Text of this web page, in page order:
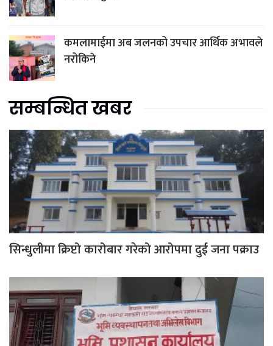
कमलामाईमा अब जलनको उपचार आर्थिक अभावले
नरोकिने
सम्बन्धित खबर
सिन्धुलीमा क्रिप्टो कारोबार गरेको आरोपमा दुई जना पक्राउ